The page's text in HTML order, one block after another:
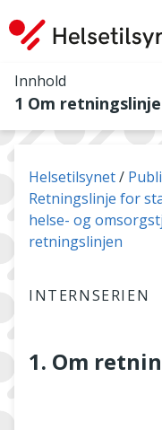
Innhold
1 Om
Du er her:
Helsetilsynet
Retningslinje for
helse- og
retningslinjen
INTERNSERIEN
1. Om